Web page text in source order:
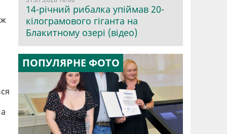
14-річний рибалка упіймав 20-
кілограмового гіганта на
Блакитному озері (відео)
ПОПУЛЯРНЕ ФОТО